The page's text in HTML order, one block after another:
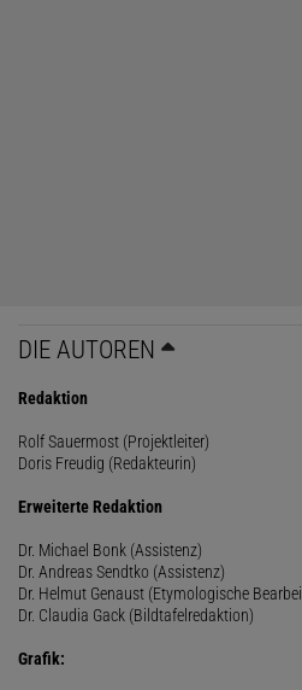
DIE AUTOREN
Redaktion
Rolf Sauermost (Projektleiter)
Doris Freudig (Redakteurin)
Erweiterte Redaktion
Dr. Michael Bonk (Assistenz)
Dr. Andreas Sendtko (Assistenz)
Dr. Helmut Genaust (Etymologische
Dr. Claudia Gack (Bildtafelredaktion)
Grafik: